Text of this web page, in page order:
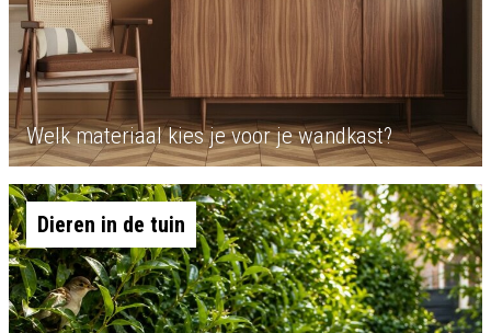
Welk materiaal kies je voor je wandkast?
Dieren in de tuin